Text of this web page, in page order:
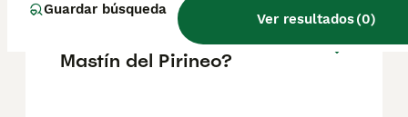
Guardar búsqueda
Ver resultados(0)
¿Cómo es el carácter del
Mastín del Pirineo?